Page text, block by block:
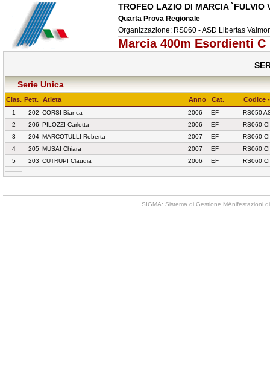
TROFEO LAZIO DI MARCIA `FULVIO
Quarta Prova Regionale
Organizzazione: RS060 - ASD Libertas
Marcia 400m Esordienti C
Serie Unica
Clas. Pett. Atleta Anno Cat. Codice
1 202 CORSI Bianca 2006 EF
RS050
2
206 PILOZZI Carlotta 2006 EF
RS060
3
204 MARCOTULLI Roberta 2007 EF
RS060
4
205 MUSAI Chiara 2007 EF
RS060
5
203 CUTRUPI Claudia 2006 EF RS060
SIGMA: Sistema di Gestione MAnifestazioni